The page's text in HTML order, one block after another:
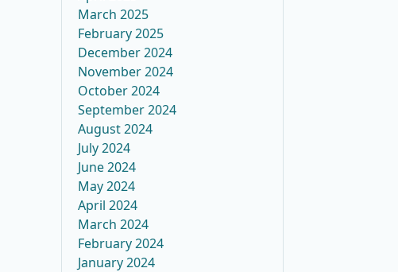
March 2025
February 2025
December 2024
November 2024
October 2024
September 2024
August 2024
July 2024
June 2024
May 2024
April 2024
March 2024
February 2024
January 2024